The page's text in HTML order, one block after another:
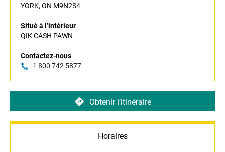
YORK, ON M9N2S4
Situé à l’intérieur
QIK CASH PAWN
Contactez-nous
1 800 742 5877
Obtenir l’itinéraire
Horaires